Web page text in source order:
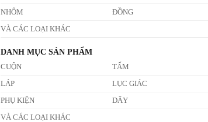
NHÔM ĐỒNG
VÀ CÁC LOẠI KHÁC
DANH MỤC SẢN PHẨM
CUỘN TẤM
LÁP LỤC GIÁC
PHỤ KIỆN DÂY
VÀ CÁC LOẠI KHÁC